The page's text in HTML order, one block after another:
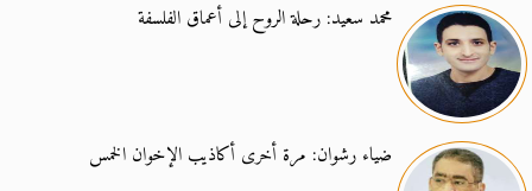
محمد سعيد: رحلة الروح إلى أعماق الفلسفة
ضياء رشوان: مرة أخرى أكاذيب الإخوان الخمس